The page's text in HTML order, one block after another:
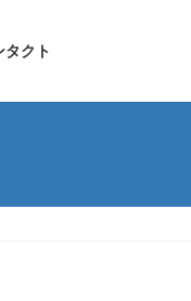
タクト